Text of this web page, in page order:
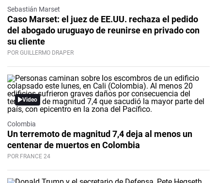
Sebastián Marset
Caso Marset: el juez de EE.UU. rechaza el pedido
del abogado uruguayo de reunirse en privado con
su cliente
POR GUILLERMO DRAPER
Video
Colombia
Un terremoto de magnitud 7,4 deja al menos un
centenar de muertos en Colombia
POR FRANCE 24